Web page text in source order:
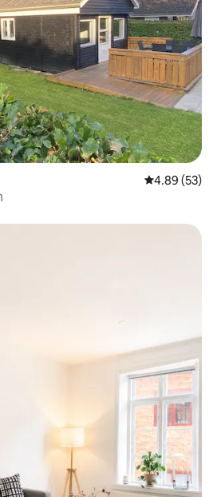
คะแนนเฉลี่ย
4.89 (53)